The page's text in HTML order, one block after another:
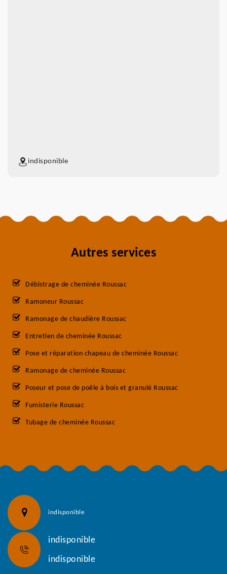
indisponible
Autres services
Débistrage de cheminée Roussac
Ramoneur Roussac
Ramonage de chaudière Roussac
Entretien de cheminée Roussac
Pose et réparation chapeau de cheminée Roussac
Ramonage de cheminée Roussac
Poseur et pose de poêle à bois et granulé Roussac
Fumisterie Roussac
Tubage de cheminée Roussac
indisponible
indisponible
indisponible